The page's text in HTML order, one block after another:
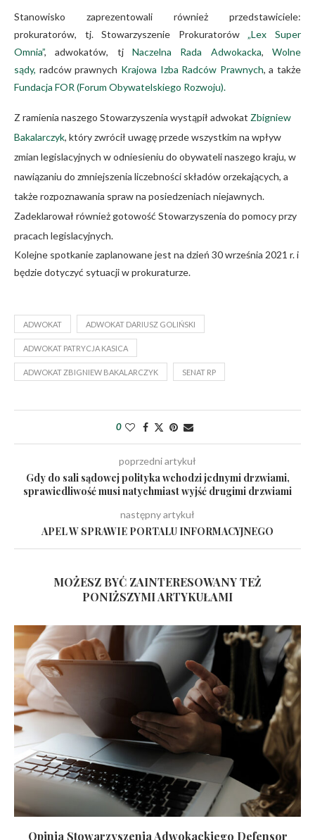
Stanowisko zaprezentowali również przedstawiciele:
prokuratorów, tj. Stowarzyszenie Prokuratorów„Lex Super
Omnia”, adwokatów, tj Naczelna Rada Adwokacka,Wolne
sądy, radców prawnych Krajowa Izba Radców Prawnych, a także
Fundacja FOR (Forum Obywatelskiego Rozwoju).
Z ramienia naszego Stowarzyszenia wystąpił adwokat Zbigniew
Bakalarczyk, który zwrócił uwagę przede wszystkim na wpływ
zmian legislacyjnych w odniesieniu do obywateli naszego kraju, w
nawiązaniu do zmniejszenia liczebności składów orzekających, a
także rozpoznawania spraw na posiedzeniach niejawnych.
Zadeklarował również gotowość Stowarzyszenia do pomocy przy
pracach legislacyjnych.
Kolejne spotkanie zaplanowane jest na dzień 30 września 2021 r. i
będzie dotyczyć sytuacji w prokuraturze.
ADWOKAT ADWOKAT DARIUSZ GOLIŃSKI
ADWOKAT PATRYCJA KASICA
ADWOKAT ZBIGNIEW BAKALARCZYK SENAT RP
0
poprzedni artykuł
Gdy do sali sądowej polityka wchodzi jednymi drzwiami,
sprawiedliwość musi natychmiast wyjść drugimi drzwiami
następny artykuł
APEL W SPRAWIE PORTALU INFORMACYJNEGO
MOŻESZ BYĆ ZAINTERESOWANY TEŻ
PONIŻSZYMI ARTYKUŁAMI
Opinia Stowarzyszenia Adwokackiego Defensor